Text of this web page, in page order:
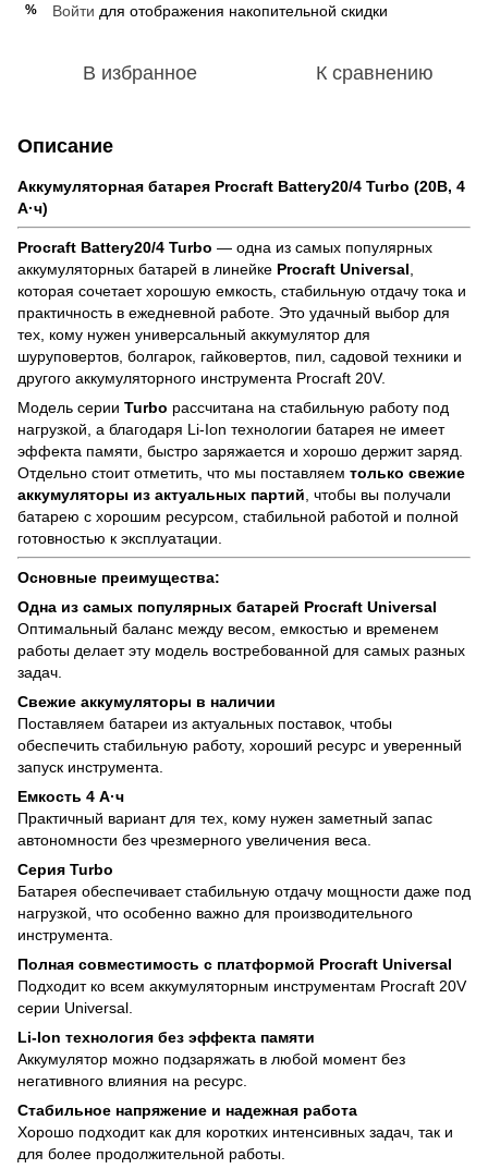
% Войти для отображения накопительной скидки
В избранное К сравнению
Описание
Аккумуляторная батарея Procraft Battery20/4 Turbo (20В, 4
А·ч)
Procraft Battery20/4 Turbo — одна из самых популярных
аккумуляторных батарей в линейке Procraft Universal
которая сочетает хорошую емкость, стабильную отдачу тока и
практичность в ежедневной работе. Это удачный выбор для
тех, кому нужен универсальный аккумулятор для
шуруповертов, болгарок, гайковертов, пил, садовой техники и
другого аккумуляторного инструмента Procraft 20V.
Модель серии Turbo рассчитана на стабильную работу под
нагрузкой, а благодаря Li-Ion технологии батарея не имеет
эффекта памяти, быстро заряжается и хорошо держит заряд.
Отдельно стоит отметить, что мы поставляем только свежие
аккумуляторы из актуальных партий , чтобы вы получали
батарею с хорошим ресурсом, стабильной работой и полной
готовностью к эксплуатации.
Основные преимущества:
Одна из самых популярных батарей Procraft Universal
Оптимальный баланс между весом, емкостью и временем
работы делает эту модель востребованной для самых разных
задач.
Свежие аккумуляторы в наличии
Поставляем батареи из актуальных поставок, чтобы
обеспечить стабильную работу, хороший ресурс и уверенный
запуск инструмента.
Емкость 4 А·ч
Практичный вариант для тех, кому нужен заметный запас
автономности без чрезмерного увеличения веса.
Серия Turbo
Батарея обеспечивает стабильную отдачу мощности даже под
нагрузкой, что особенно важно для производительного
инструмента.
Полная совместимость с платформой Procraft Universal
Подходит ко всем аккумуляторным инструментам Procraft 20V
серии Universal.
Li-Ion технология без эффекта памяти
Аккумулятор можно подзаряжать в любой момент без
негативного влияния на ресурс.
Стабильное напряжение и надежная работа
Хорошо подходит как для коротких интенсивных задач, так и
для более продолжительной работы.